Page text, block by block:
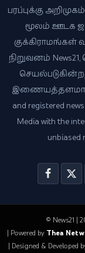
பரப்புக்கு
மூலம் ஊடக
நிறுவனம்
இணையத்தளமாகும்.
and registered
Media with the
unbiased
© News21 |
| Powered by Thea
| Designed & Developed